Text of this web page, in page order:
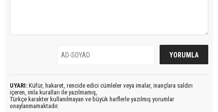
UYARI: Küfür, hakaret, rencide edici cümleler veya imalar, inançlara saldırı
içeren, imla kuralları ile yazılmamış,
Türkçe karakter kullanılmayan ve büyük harflerle yazılmış yorumlar
onaylanmamaktadır.